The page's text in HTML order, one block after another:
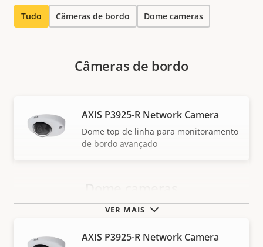
Tudo Câmeras de bordo Dome cameras
VER MAIS
Câmeras de bordo
AXIS P3925-R Network Camera
Dome top de linha para monitoramento
de bordo avançado
AXIS P3925-R Network Camera